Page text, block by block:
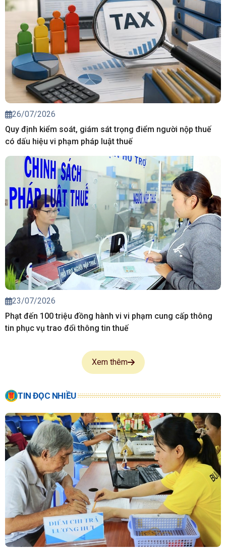
26/07/2026
Quy định kiểm soát, giám sát trọng điểm người nộp thuế
có dấu hiệu vi phạm pháp luật thuế
23/07/2026
Phạt đến 100 triệu đồng hành vi vi phạm cung cấp thông
tin phục vụ trao đổi thông tin thuế
Xem thêm
TIN ĐỌC NHIỀU